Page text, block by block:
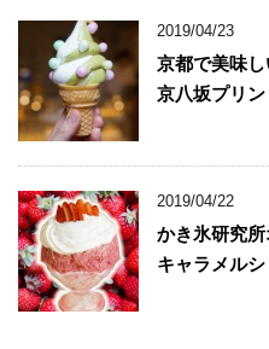
2019/04/23
京都で美味し
京八坂プリン
2019/04/22
かき氷研究
キャラメルシ